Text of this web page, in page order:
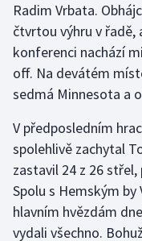
Plážový volejbal
Ragby
Rychlobruslení
Rychlostní
Short track
Sportovní střelba
Radim Vrbata.
čtvrtou výhru v řadě,
konferenci nachází
off. Na devátém
sedmá Minnesota a
V předposledním
spolehlivě zachytal
zastavil 24 z 26
Spolu s Hemským
hlavním hvězdám
vydali všechno.